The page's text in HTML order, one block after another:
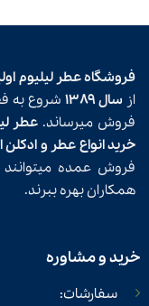
فروشگاه عطر لیلیوم
از سال ۱۳۸۹ شروع به
فروش میرساند. عطر
خرید انواع عطر و
فروش عمده میتوانند
همکاران بهره ببرند.
خرید و مشاوره
سفارشات: